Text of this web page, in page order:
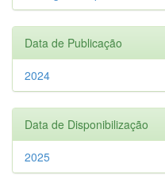
Data de Publicação
2024
Data de Disponibilização
2025